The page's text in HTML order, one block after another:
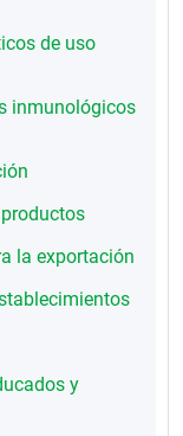
de uso
inmunológicos
la exportación
y